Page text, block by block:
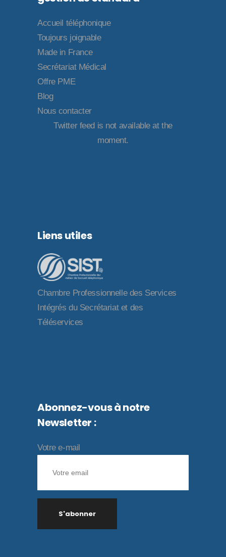
Accueil téléphonique
Toujours joignable
Made in France
Secrétariat Médical
Offre PME
Blog
Nous contacter
Twitter feed is not available at the
moment.
Liens utiles
Chambre Professionnelle des Services
Intégrés du Secrétariat et des
Téléservices
Abonnez-vous à notre
Newsletter :
Votre e-mail